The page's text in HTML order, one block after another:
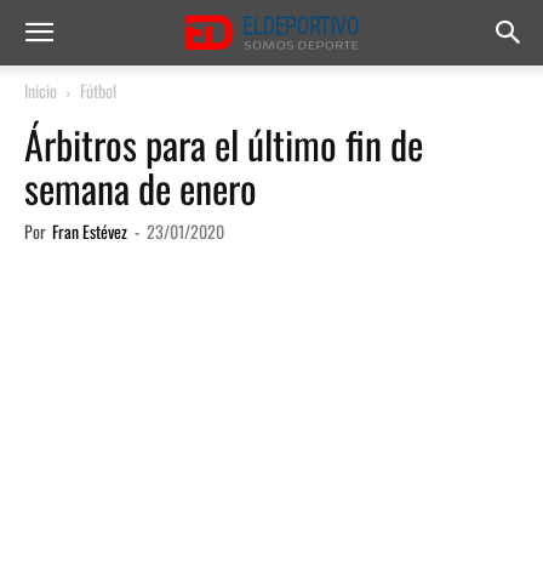
Inicio Fútbol
Árbitros para el último fin de
semana de enero
Por Fran Estévez - 23/01/2020